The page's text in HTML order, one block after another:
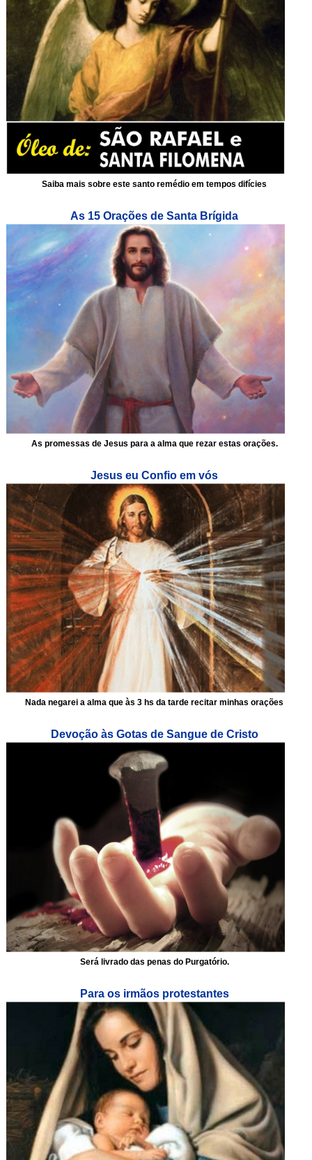
Saiba mais sobre este santo remédio em tempos difícies
As 15 Orações de Santa Brígida
As promessas de Jesus para a alma que rezar estas orações.
Jesus eu Confio em vós
Nada negarei a alma que às 3 hs da tarde recitar minhas orações
Devoção às Gotas de Sangue de Cristo
Será livrado das penas do Purgatório.
Para os irmãos protestantes